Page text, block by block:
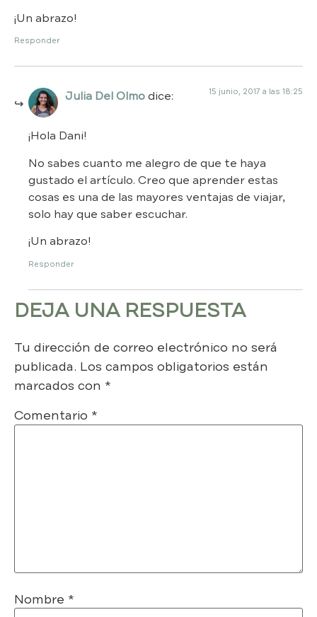
¡Un abrazo!
Responder
Julia Del Olmodice: 15 junio, 2017 a las 18:25
¡Hola Dani!
No sabes cuanto me alegro de que te haya
gustado el artículo. Creo que aprender estas
cosas es una de las mayores ventajas de viajar,
solo hay que saber escuchar.
¡Un abrazo!
Responder
DEJA UNA RESPUESTA
Tu dirección de correo electrónico no será
publicada. Los campos obligatorios están
marcados con *
Comentario *
Nombre *